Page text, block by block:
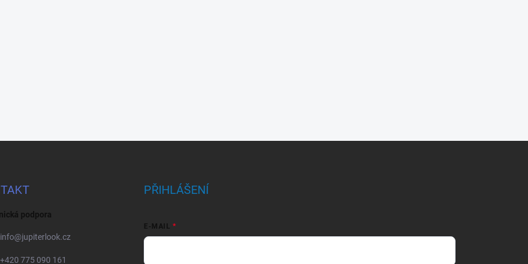
podpora
info@jupiterlook.cz
+420 775 090 161
PŘIHLÁŠENÍ
E-MAIL